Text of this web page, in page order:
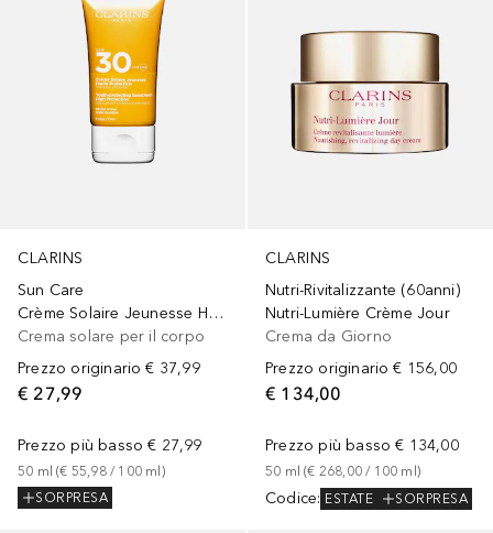
CLARINS
Sun Care
Crème Solaire Jeunesse Haute Protection SPF 30
Crema solare per il corpo
Prezzo originario € 37,99
€ 27,99
Prezzo più basso € 27,99
50 ml (€ 55,98 / 100 ml )
SORPRESA
CLARINS
Nutri-Rivitalizzante (60anni)
Nutri-Lumière Crème Jour
Crema da Giorno
Prezzo originario € 156,00
€ 134,00
Prezzo più basso € 134,00
50 ml (€ 268,00 / 100 ml )
Codice: ESTATE SORPRESA